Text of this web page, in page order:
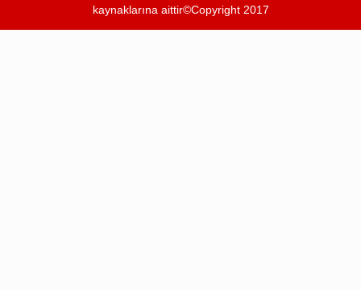
kaynaklarına aittir©Copyright 2017